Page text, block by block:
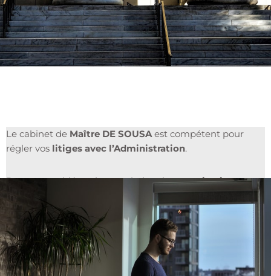
Le cabinet de Maître DE SOUSAest compétent pour
régler vos litiges avec l’Administration.
Pour vos problématiques relatives à voscotisations
prestations sociales
confiance à votreavocat en droit de la sécurité sociale
à Toulouse.
⇒santé :assurance maladie, pension d’invalidité
allocation supplémentaire d’invalidité,allocation aux